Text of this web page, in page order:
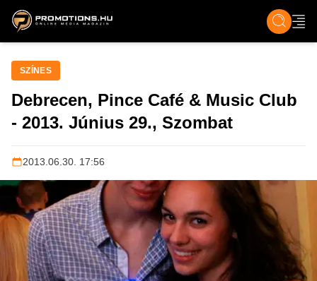
ZENE, FILM & KULT ÉLET TECH &
SZÍNES
Debrecen, Pince Café & Music Club
- 2013. Június 29., Szombat
2013.06.30. 17:56